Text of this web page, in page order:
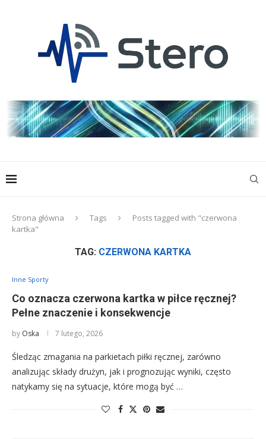
Strona główna Tags
Posts tagged with "czerwona
kartka"
TAG: CZERWONA KARTKA
Inne Sporty
Co oznacza czerwona kartka w piłce ręcznej?
Pełne znaczenie i konsekwencje
by Oska 7 lutego, 2026
Śledząc zmagania na parkietach piłki ręcznej, zarówno
analizując składy drużyn, jak i prognozując wyniki, często
natykamy się na sytuacje, które mogą być …